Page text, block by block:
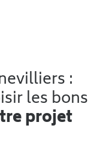
les bons
projet